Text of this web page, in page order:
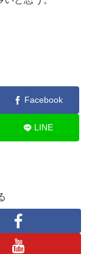
Facebook
LINE